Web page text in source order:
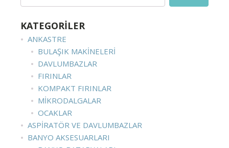
KATEGORİLER
ANKASTRE
BULAŞIK MAKINELERI
DAVLUMBAZLAR
FIRINLAR
KOMPAKT FIRINLAR
MIKRODALGALAR
OCAKLAR
ASPIRATÖR VE DAVLUMBAZLAR
BANYO AKSESUARLARI